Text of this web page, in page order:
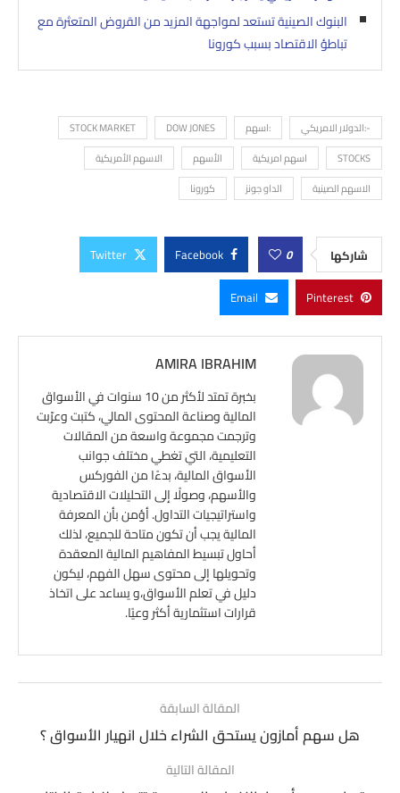
البنوك الصينية تستعد لمواجهة المزيد من القروض المتعثرة مع
تباطؤ الاقتصاد بسبب كورونا
-:الدولار الامريكي :اسهم DOW JONES
STOCK MARKET
STOCKS
اسهم امريكية الأسهم
الاسهم الأمريكية
الاسهم الصينية
الداو جونز كورونا
شاركها 0
Facebook
Twitter
Pinterest
Email
AMIRA IBRAHIM
بخبرة تمتد لأكثر من 10 سنوات في الأسواق
المالية وصناعة المحتوى المالي، كتبت وعرّبت
وترجمت مجموعة واسعة من المقالات
التعليمية، التي تغطي مختلف جوانب
الأسواق المالية، بدءًا من الفوركس
والأسهم، وصولًا إلى التحليلات الاقتصادية
واستراتيجيات التداول. أؤمن بأن المعرفة
المالية يجب أن تكون متاحة للجميع، لذلك
أحاول تبسيط المفاهيم المالية المعقدة
وتحويلها إلى محتوى سهل الفهم، ليكون
دليل في تعلم الأسواق،و يساعد على اتخاذ
قرارات استثمارية أكثر وعيًا.
المقالة السابقة
هل سهم أمازون يستحق الشراء خلال انهيار الأسواق ؟
المقالة التالية